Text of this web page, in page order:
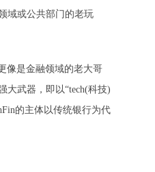
域或公共部门的老玩
像是金融领域的老大哥
大武器，即以“tech(科技)
的主体以传统银行为代